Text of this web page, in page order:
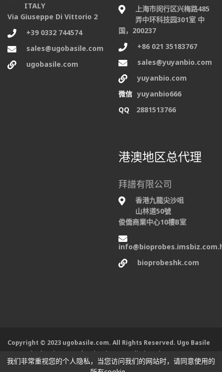
我们非常重视您的个人隐私，当您访问我们的网站时，请同意使用的
ITALY
Via Giuseppe Di Vittorio 2
+39 0332 744574
sales@ugobasile.com
ugobasile.com
上海市闵行区兴梅路485
弄中环科技园301室 中
国，200237
+86 021 35183767
sales@yuyanbio.com
yuyanbio.com
微信 yuyanbio666
QQ
2881513766
港澳地区总代理
拜譜有限公司
香港九龍尖沙咀
山林道50號
俊僑商業中心10樓B室
bioprobeshk.com
Copyright © 2023 ugobasile.com. All Rights Reserved. Ugo Basile
SRL società unipersonale, via Giuseppe di Vittorio 2, 21036
Gemonio (VA) ITALY